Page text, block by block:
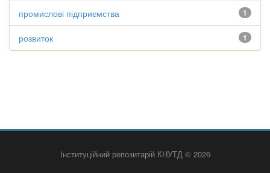
1
промислові підприємства
1
розвиток
Інституційний репозитарій КНУТД © 2026